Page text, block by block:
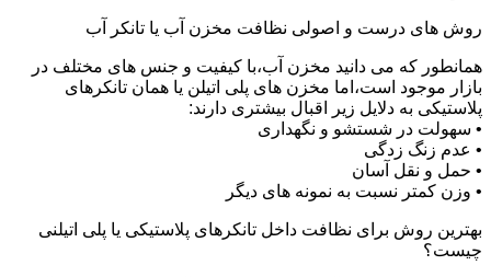
روش های درست و اصولی نظافت مخزن آب یا تانکر آب
همانطور که می دانید مخزن آب،با کیفیت و جنس های مختلف در
بازار موجود است،اما مخزن های پلی اتیلن یا همان تانکرهای
پلاستیکی به دلایل زیر اقبال بیشتری دارند:
• سهولت در شستشو و نگهداری
• عدم زنگ زدگی
• حمل و نقل آسان
• وزن کمتر نسبت به نمونه های دیگر
بهترین روش برای نظافت داخل تانکرهای پلاستیکی یا پلی اتیلنی
چیست؟